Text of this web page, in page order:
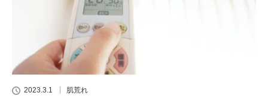
2023.3.1 肌荒れ